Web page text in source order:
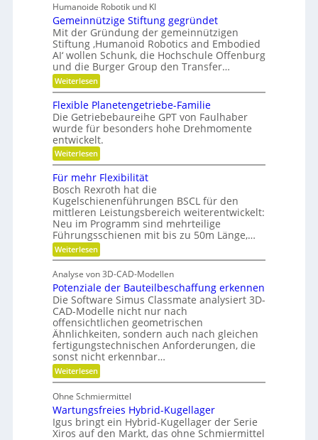
r
ä
z
i
s
i
o
n
l
i
ä
t
,
D
y
n
a
m
k
u
n
d
P
l
a
t
z
e
i
F
r
i
s
t
e
n
,
e
i
n
e
V
e
a
n
t
w
o
r
t
u
n
Humanoide Robotik und KI
Gemeinnützige Stiftung gegründet
Mit der Gründung der gemeinnützigen
Stiftung ‚Humanoid Robotics and Embodied
AI‘ wollen Schunk, die Hochschule Offenburg
und die Burger Group den Transfer…
Weiterlesen:
G
e
m
e
i
n
n
ü
z
i
g
e
S
t
i
f
t
n
g
g
e
g
r
ü
n
d
e
t
Flexible Planetengetriebe-Familie
Die Getriebebaureihe GPT von Faulhaber
wurde für besonders hohe Drehmomente
entwickelt.
Weiterlesen:
F
e
x
i
b
l
e
P
l
a
n
t
e
n
g
e
t
r
i
e
b
e
-
F
a
m
Für mehr Flexibilität
Bosch Rexroth hat die
Kugelschienenführungen BSCL für den
mittleren Leistungsbereich weiterentwickelt:
Neu im Programm sind mehrteilige
Führungsschienen mit bis zu 50m Länge,…
Weiterlesen:
F
r
m
e
h
r
F
l
e
x
i
b
l
i
t
ä
t
Analyse von 3D-CAD-Modellen
Potenziale der Bauteilbeschaffung erkennen
Die Software Simus Classmate analysiert 3D-
CAD-Modelle nicht nur nach
offensichtlichen geometrischen
Ähnlichkeiten, sondern auch nach gleichen
fertigungstechnischen Anforderungen, die
sonst nicht erkennbar…
Weiterlesen:
P
t
e
n
z
Ohne Schmiermittel
Wartungsfreies Hybrid-Kugellager
Igus bringt ein Hybrid-Kugellager der Serie
Xiros auf den Markt, das ohne Schmiermittel